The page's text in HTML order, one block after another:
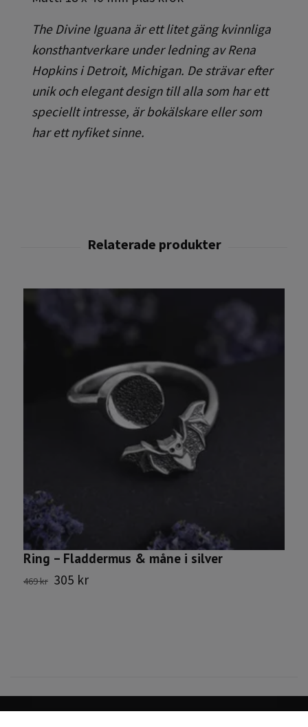
The Divine Iguana är ett litet gängkvinnliga
konsthantverkare under ledning av Rena
Hopkins i Detroit, Michigan. De strävar efter
unik och elegant design till alla som har ett
speciellt intresse, är bokälskare eller som
har ett nyfiket sinne.
Ring – Fladdermus & måne i silver
469 kr 305 kr